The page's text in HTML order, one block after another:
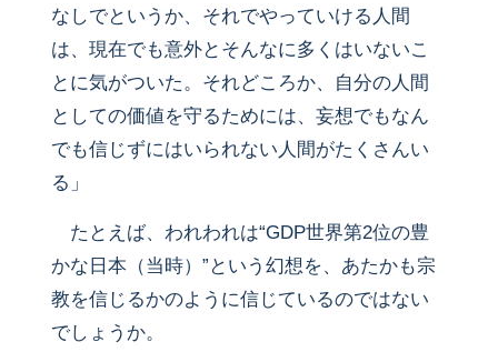
なしでというか、それでやっていける人間
は、現在でも意外とそんなに多くはいないこ
とに気がついた。それどころか、自分の人間
としての価値を守るためには、妄想でもなん
でも信じずにはいられない人間がたくさんい
る」
たとえば、われわれは“GDP世界第2位の豊
かな日本（当時）”という幻想を、あたかも宗
教を信じるかのように信じているのではない
でしょうか。